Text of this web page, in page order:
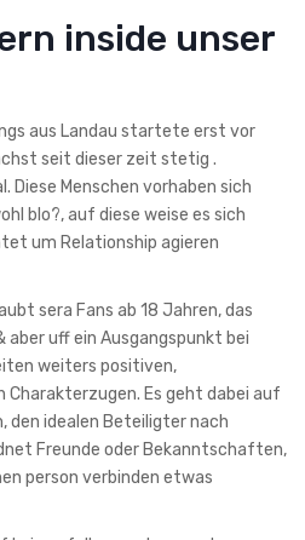
inside unser
aus Landau startete erst vor
seit dieser zeit stetig .
Diese Menschen vorhaben sich
blo?, auf diese weise es sich
um Relationship agieren
sera Fans ab 18 Jahren, das
uff ein Ausgangspunkt bei
weiters positiven,
Es geht dabei auf
den idealen Beteiligter nach
Freunde oder Bekanntschaften,
person verbinden etwas